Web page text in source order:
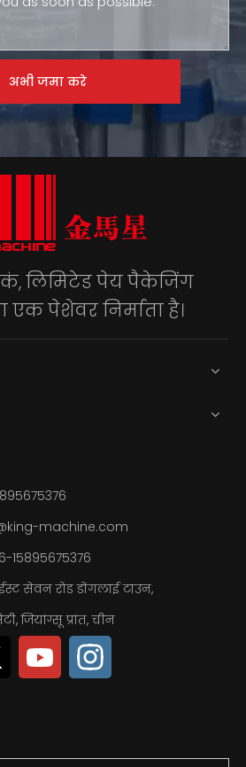
अभी जमा करे
लिमिटेड पेय पैकेजिंग
एक पेशेवर निर्माता है।
machine.com
15895675376
सेवन रोड डोंगलाई टाउन,
जियांग्सू प्रांत, चीन